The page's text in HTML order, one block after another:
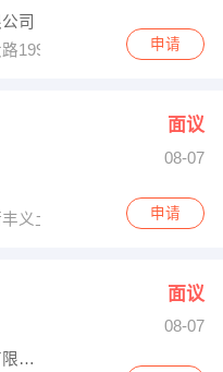
司
1999号南湖假日大厦
申请
面议
08-07
义土特产
申请
面议
08-07
吉林省国龟投资管理股份有限公司